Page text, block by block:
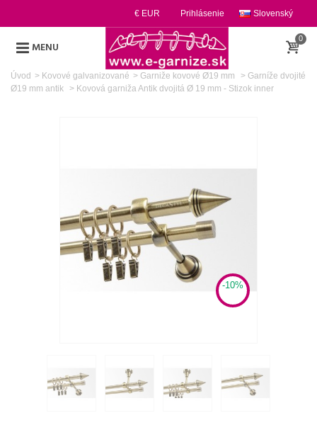
Slovenský
Prihlásenie
€ EUR
MENU
0
Úvod > Kovové galvanizované > Garniže kovové Ø19 mm > Garníže dvojité
Ø19 mm antik > Kovová garniža Antik dvojitá Ø 19 mm - Stizok inner
-10%